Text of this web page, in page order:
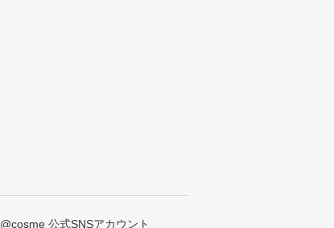
@cosme 公式SNSアカウント